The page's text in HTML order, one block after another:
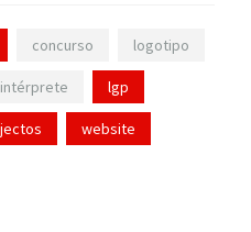
concurso logotipo
intérprete lgp
website